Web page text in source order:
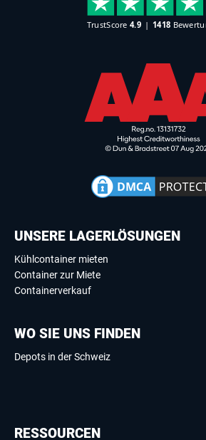
UNSERE LAGERLÖSUNGEN
Kühlcontainer mieten
Container zur Miete
Containerverkauf
WO SIE UNS FINDEN
Depots in der Schweiz
RESSOURCEN